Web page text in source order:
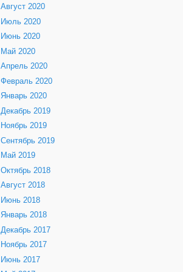
Август 2020
Июль 2020
Июнь 2020
Май 2020
Апрель 2020
Февраль 2020
Январь 2020
Декабрь 2019
Ноябрь 2019
Сентябрь 2019
Май 2019
Октябрь 2018
Август 2018
Июнь 2018
Январь 2018
Декабрь 2017
Ноябрь 2017
Июнь 2017